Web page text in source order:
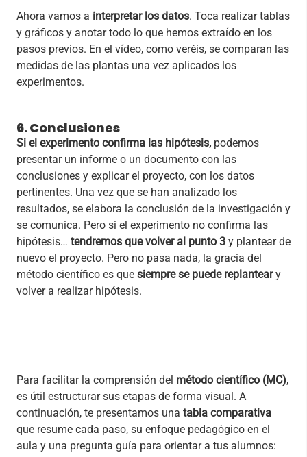
Ahora vamos a interpretar los datos. Toca realizar tablas
y gráficos y anotar todo lo que hemos extraído en los
pasos previos. En el vídeo, como veréis, se comparan las
medidas de las plantas una vez aplicados los
experimentos.
6. Conclusiones
Si el experimento confirma las hipótesis, podemos
presentar un informe o un documento con las
conclusiones y explicar el proyecto, con los datos
pertinentes. Una vez que se han analizado los
resultados, se elabora la conclusión de la investigación y
se comunica. Pero si el experimento no confirma las
hipótesis… tendremos que volver al punto 3 y plantear de
nuevo el proyecto. Pero no pasa nada, la gracia del
método científico es que siempre se puede replanteary
volver a realizar hipótesis.
Para facilitar la comprensión del método científico (MC),
es útil estructurar sus etapas de forma visual. A
continuación, te presentamos una tabla comparativa
que resume cada paso, su enfoque pedagógico en el
aula y una pregunta guía para orientar a tus alumnos: